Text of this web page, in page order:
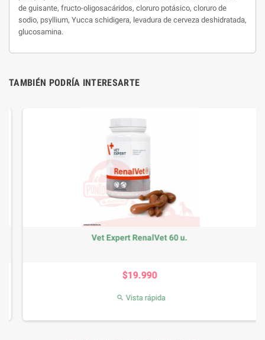
de guisante, fructo-oligosacáridos, cloruro potásico, cloruro de
sodio, psyllium, Yucca schidigera, levadura de cerveza deshidratada,
glucosamina.
TAMBIÉN PODRÍA INTERESARTE
Vet Expert RenalVet 60 u.
$19.990
Vista rápida